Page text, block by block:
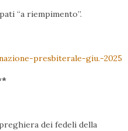
“a riempimento”.
presbiterale-giu.-2025
dei fedeli della